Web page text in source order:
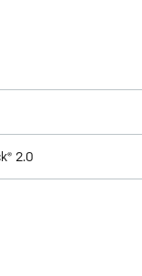
2.0